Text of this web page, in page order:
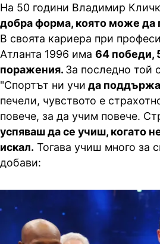
На 50 години Владимир
добра форма, която може да
В своята кариера при
Атланта 1996 има 64 победи,
поражения. За последно той
"Спортът ни учи да
печели, чувството е
повече, за да учим повече.
успяваш да се учиш, когато
искал. Тогава учиш много за
добави: